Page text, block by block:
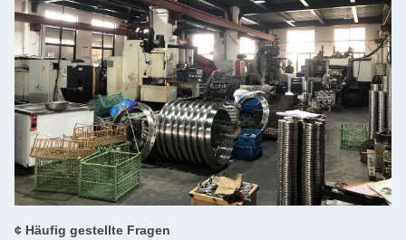
¢ Häufig gestellte Fragen